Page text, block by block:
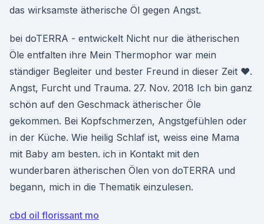
das wirksamste ätherische Öl gegen Angst.
bei doTERRA - entwickelt Nicht nur die ätherischen
Öle entfalten ihre Mein Thermophor war mein
ständiger Begleiter und bester Freund in dieser Zeit ♥.
Angst, Furcht und Trauma. 27. Nov. 2018 Ich bin ganz
schön auf den Geschmack ätherischer Öle
gekommen. Bei Kopfschmerzen, Angstgefühlen oder
in der Küche. Wie heilig Schlaf ist, weiss eine Mama
mit Baby am besten. ich in Kontakt mit den
wunderbaren ätherischen Ölen von doTERRA und
begann, mich in die Thematik einzulesen.
cbd oil florissant mo